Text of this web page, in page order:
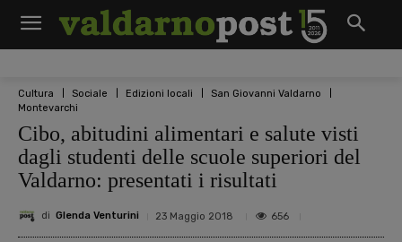
Cultura Sociale Edizioni locali
San Giovanni Valdarno
Montevarchi
Cibo, abitudini alimentari e salute visti
dagli studenti delle scuole superiori del
Valdarno: presentati i risultati
di Glenda Venturini 23 Maggio 2018 656